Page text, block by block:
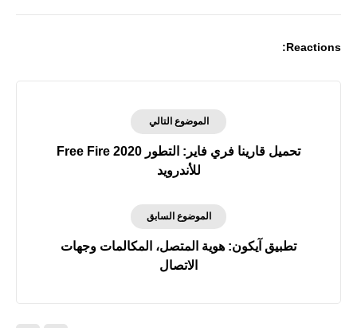
Reactions:
الموضوع التالي
تحميل قارينا فري فاير: التطور Free Fire 2020
للأندرويد
الموضوع السابق
تطبيق آيكون: هوية المتصل، المكالمات وجهات
الاتصال